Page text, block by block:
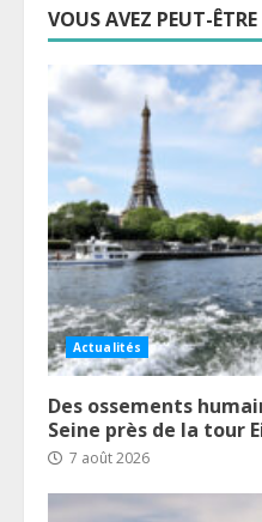
VOUS AVEZ PEUT-
Actualités
Des ossements
Seine près de la tour
7 août 2026